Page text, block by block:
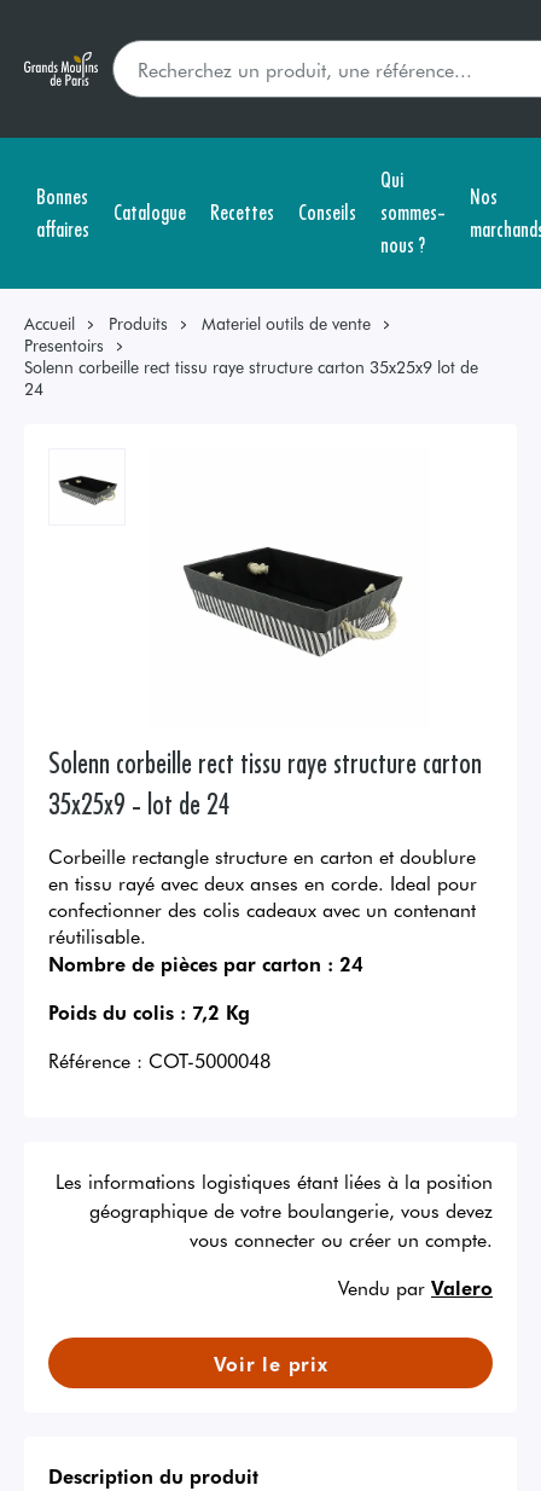
Bonnes
affaires
Catalogue Recettes Conseils
Qui
sommes-
nous ?
Nos
Accueil Produits
Materiel outils de vente
Presentoirs
Solenn corbeille rect tissu raye structure carton 35x25x9 lot de
24
Solenn corbeille rect tissu raye structure carton
35x25x9 - lot de 24
Corbeille rectangle structure en carton et doublure
en tissu rayé avec deux anses en corde. Ideal pour
confectionner des colis cadeaux avec un contenant
réutilisable.
Nombre de pièces par carton : 24
Poids du colis : 7,2 Kg
Référence : COT-5000048
Les informations logistiques étant liées à la position
géographique de votre boulangerie, vous devez
vous connecter ou créer un compte.
Vendu par Valero
Voir le prix
Description du produit